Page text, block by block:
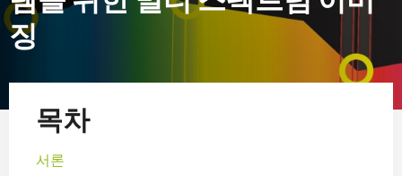
징
목차
서론